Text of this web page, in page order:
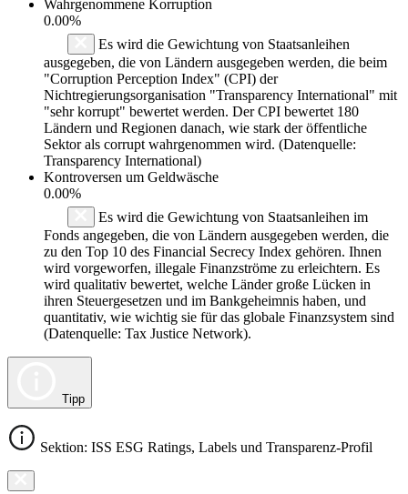
Wahrgenommene Korruption
0.00%
Es wird die Gewichtung von Staatsanleihen
ausgegeben, die von Ländern ausgegeben werden, die beim
"Corruption Perception Index" (CPI) der
Nichtregierungsorganisation "Transparency International" mit
"sehr korrupt" bewertet werden. Der CPI bewertet 180
Ländern und Regionen danach, wie stark der öffentliche
Sektor als corrupt wahrgenommen wird. (Datenquelle:
Transparency International)
Kontroversen um Geldwäsche
0.00%
Es wird die Gewichtung von Staatsanleihen im
Fonds angegeben, die von Ländern ausgegeben werden, die
zu den Top 10 des Financial Secrecy Index gehören. Ihnen
wird vorgeworfen, illegale Finanzströme zu erleichtern. Es
wird qualitativ bewertet, welche Länder große Lücken in
ihren Steuergesetzen und im Bankgeheimnis haben, und
quantitativ, wie wichtig sie für das globale Finanzsystem sind
(Datenquelle: Tax Justice Network).
Tipp
Sektion: ISS ESG Ratings, Labels und Transparenz-Profil